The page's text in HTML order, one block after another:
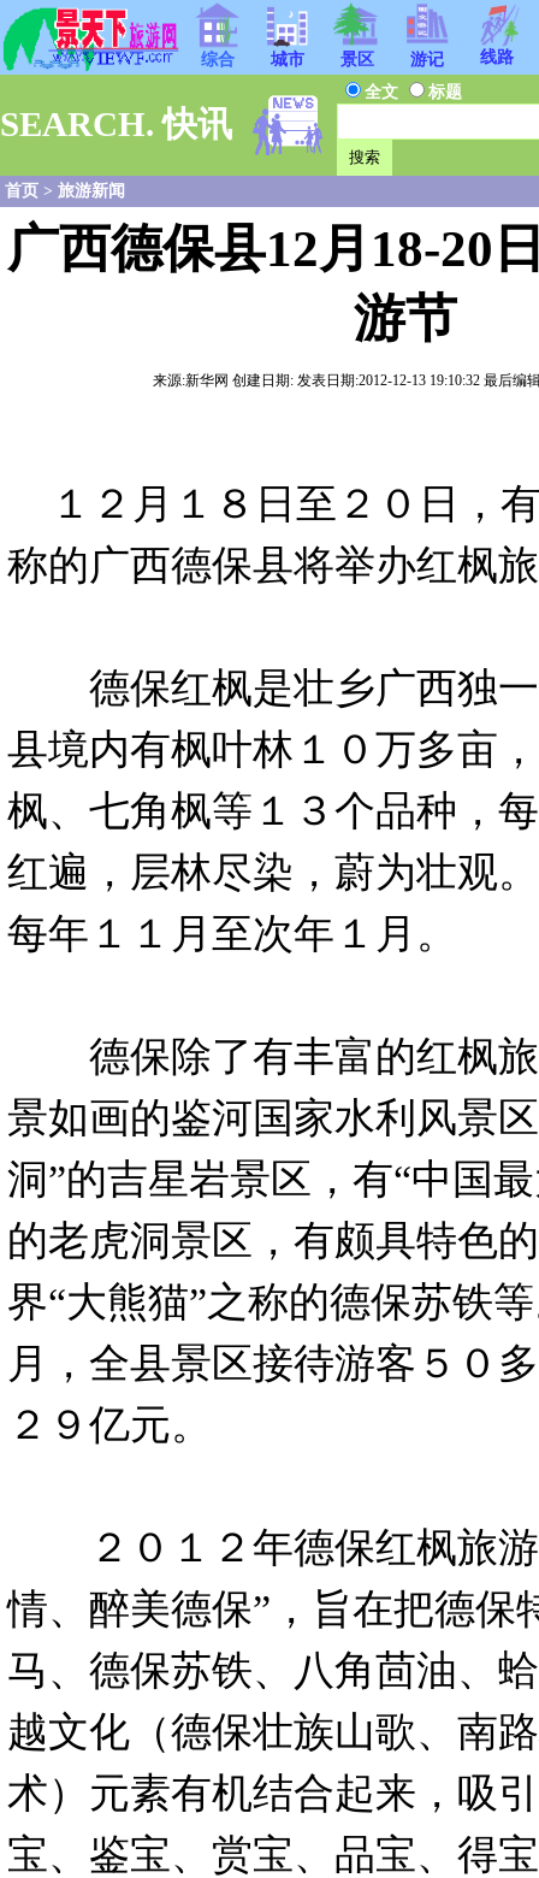
综合 城市 景区 游记 线路
SEARCH. 快讯
全文 标题
首页 > 旅游新闻
广西德保县12月18-20
游节
来源:新华网 创建日期: 发表日期:2012-12-13 19:10:32 最后编
１２月１８日至２０日，
称的广西德保县将举办红枫
德保红枫是壮乡广西独一
县境内有枫叶林１０万多亩
枫、七角枫等１３个品种，
红遍，层林尽染，蔚为壮观
每年１１月至次年１月。
德保除了有丰富的红枫旅
景如画的鉴河国家水利风景
洞”的吉星岩景区，有“中国
的老虎洞景区，有颇具特色
界“大熊猫”之称的德保苏铁
月，全县景区接待游客５０
２９亿元。
２０１２年德保红枫旅游
情、醉美德保”，旨在把德保
马、德保苏铁、八角茴油、
越文化（德保壮族山歌、南
术）元素有机结合起来，吸
宝、鉴宝、赏宝、品宝、得